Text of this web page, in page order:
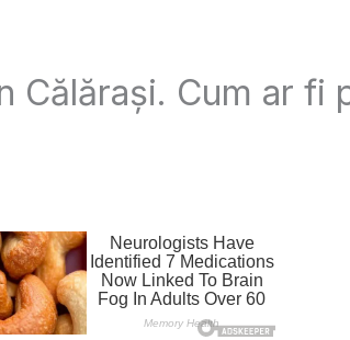
Călărași. Cum ar fi